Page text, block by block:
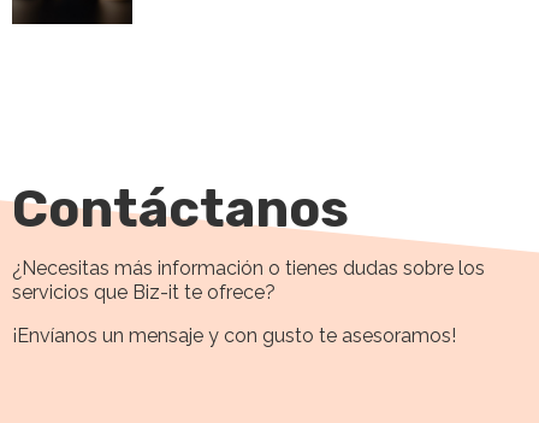
Contáctanos
¿Necesitas más información o tienes dudas sobre los
servicios que Biz-it te ofrece?
¡Envíanos un mensaje y con gusto te asesoramos!